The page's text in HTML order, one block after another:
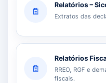
Relatórios –
Extratos das
Relatórios
RREO, RGF e
fiscais.